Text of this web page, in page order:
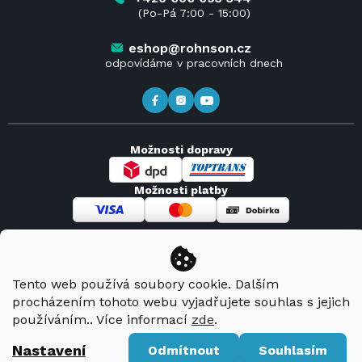
Tento web používá soubory cookie. Dalším
procházením tohoto webu vyjadřujete souhlas s jejich
používáním.. Více informací zde.
Nastavení Odmítnout Souhlasím
(Po-Pá 7:00 - 15:00)
eshop@rohnson.cz
odpovídáme v pracovních dnech
Možnosti dopravy
Možnosti platby
Vytvořil Shoptet Premium
Rohnson. Všechna práva vyhrazena.